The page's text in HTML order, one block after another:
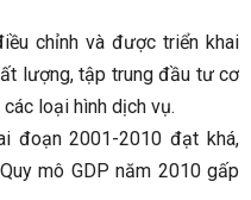
chỉnh và được triển khai
lượng, tập trung đầu tư cơ
loại hình dịch vụ.
đoạn 2001-2010 đạt khá,
mô GDP năm 2010 gấp